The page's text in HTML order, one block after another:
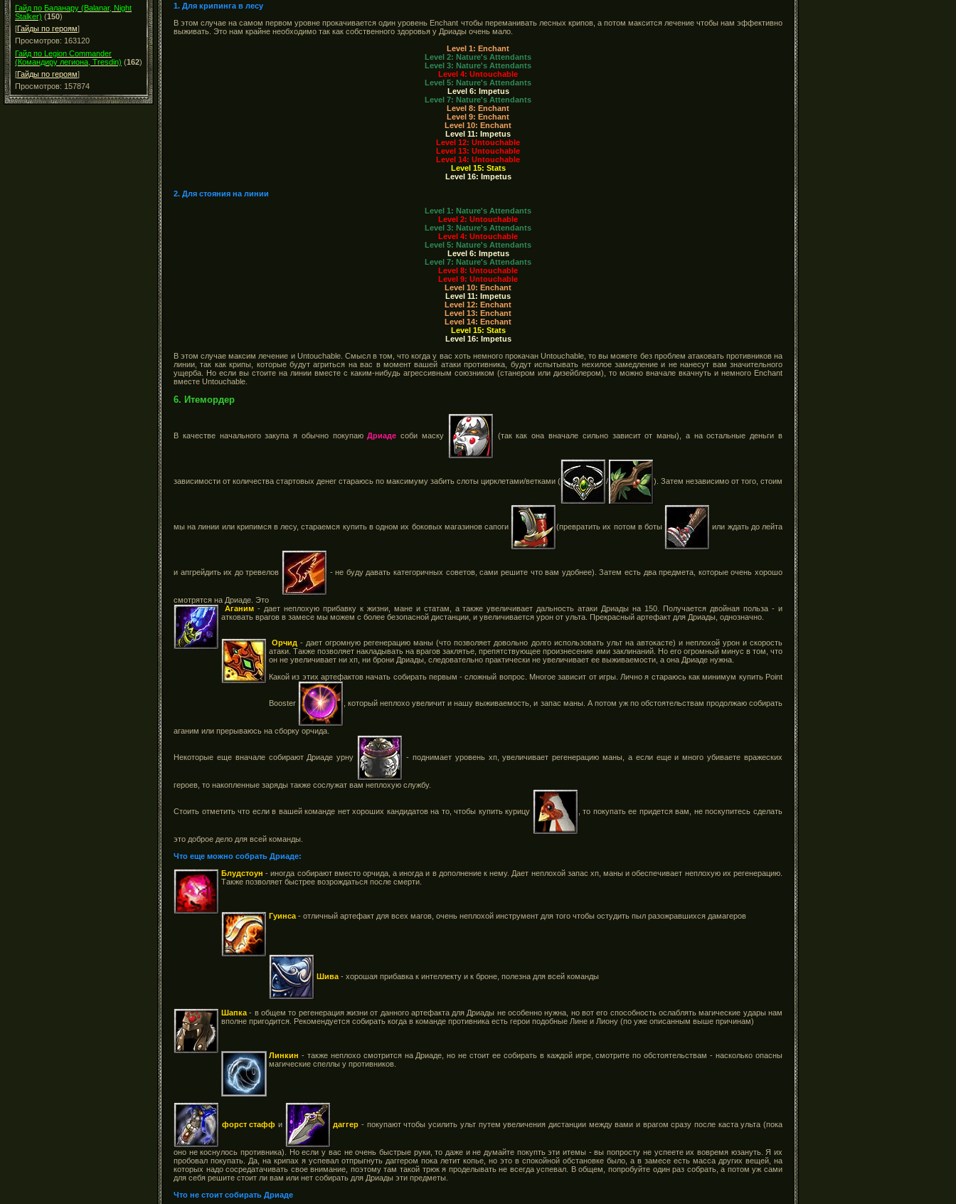
Гайд по Баланару (Balanar, Night
Stalker) (150)
[Гайды по героям]
Просмотров: 163120
Гайд по Legion Commander
(Командиру легиона, Tresdin) (162)
[Гайды по героям]
Просмотров: 157874
1. Для крипинга в лесу
В этом случае на самом первом уровне прокачивается один уровень Enchant чтобы переманивать лесных крипов, а потом максится лечение чтобы нам эффективно
выживать. Это нам крайне необходимо так как собственного здоровья у Дриады очень мало.
Level 1: Enchant
Level 2: Nature's Attendants
Level 3: Nature's Attendants
Level 4: Untouchable
Level 5: Nature's Attendants
Level 6: Impetus
Level 7: Nature's Attendants
Level 8: Enchant
Level 9: Enchant
Level 10: Enchant
Level 11: Impetus
Level 12: Untouchable
Level 13: Untouchable
Level 14: Untouchable
Level 15: Stats
Level 16: Impetus
2. Для стояния на линии
Level 1: Nature's Attendants
Level 2: Untouchable
Level 3: Nature's Attendants
Level 4: Untouchable
Level 5: Nature's Attendants
Level 6: Impetus
Level 7: Nature's Attendants
Level 8: Untouchable
Level 9: Untouchable
Level 10: Enchant
Level 11: Impetus
Level 12: Enchant
Level 13: Enchant
Level 14: Enchant
Level 15: Stats
Level 16: Impetus
В этом случае максим лечение и Untouchable. Смысл в том, что когда у вас хоть немного прокачан Untouchable, то вы можете без проблем атаковать противников на
линии, так как крипы, которые будут агриться на вас в момент вашей атаки противника, будут испытывать нехилое замедление и не нанесут вам значительного
ущерба. Но если вы стоите на линии вместе с каким-нибудь агрессивным союзником (станером или дизейблером), то можно вначале вкачнуть и немного Enchant
вместе Untouchable.
6. Итемордер
В качестве начального закупа я обычно покупаюДриаде соби маску (так как она вначале сильно зависит от маны), а на остальные деньги в
зависимости от количества стартовых денег стараюсь по максимуму забить слоты цирклетами/ветками ( / ). Затем независимо от того, стоим
мы на линии или крипимся в лесу, стараемся купить в одном их боковых магазинов сапоги (превратить их потом в боты или ждать до лейта
и апгрейдить их до тревелов - не буду давать категоричных советов, сами решите что вам удобнее). Затем есть два предмета, которые очень хорошо
смотрятся на Дриаде. Это
Аганим- дает неплохую прибавку к жизни, мане и статам, а также увеличивает дальность атаки Дриады на 150. Получается двойная польза - и
атковать врагов в замесе мы можем с более безопасной дистанции, и увеличивается урон от ульта. Прекрасный артефакт для Дриады, однозначно.
Орчид - дает огромную регенерацию маны (что позволяет довольно долго использовать ульт на автокасте) и неплохой урон и скорость
атаки. Также позволяет накладывать на врагов заклятье, препятствующее произнесение ими заклинаний. Но его огромный минус в том, что
он не увеличивает ни хп, ни брони Дриады, следовательно практически не увеличивает ее выживаемости, а она Дриаде нужна.
Какой из этих артефактов начать собирать первым - сложный вопрос. Многое зависит от игры. Лично я стараюсь как минимум купить Point
Booster , который неплохо увеличит и нашу выживаемость, и запас маны. А потом уж по обстоятельствам продолжаю собирать
аганим или прерываюсь на сборку орчида.
Некоторые еще вначале собирают Дриаде урну - поднимает уровень хп, увеличивает регенерацию маны, а если еще и много убиваете вражеских
героев, то накопленные заряды также сослужат вам неплохую службу.
Стоить отметить что если в вашей команде нет хороших кандидатов на то, чтобы купить курицу , то покупать ее придется вам, не поскупитесь сделать
это доброе дело для всей команды.
Что еще можно собрать Дриаде:
Блудстоун - иногда собирают вместо орчида, а иногда и в дополнение к нему. Дает неплохой запас хп, маны и обеспечивает неплохую их регенерацию.
Также позволяет быстрее возрождаться после смерти.
Гуинса - отличный артефакт для всех магов, очень неплохой инструмент для того чтобы остудить пыл разожравшихся дамагеров
Шива - хорошая прибавка к интеллекту и к броне, полезна для всей команды
Шапка - в общем то регенерация жизни от данного артефакта для Дриады не особенно нужна, но вот его способность ослаблять магические удары нам
вполне пригодится. Рекомендуется собирать когда в команде противника есть герои подобные Лине и Лиону (по уже описанным выше причинам)
Линкин - также неплохо смотрится на Дриаде, но не стоит ее собирать в каждой игре, смотрите по обстоятельствам - насколько опасны
магические спеллы у противников.
форст стафф и даггер - покупают чтобы усилить ульт путем увеличения дистанции между вами и врагом сразу после каста ульта (пока
оно не коснулось противника). Но если у вас не очень быстрые руки, то даже и не думайте покупть эти итемы - вы попросту не успеете их вовремя юзануть. Я их
пробовал покупать. Да, на крипах я успевал отпрыгнуть даггером пока летит копье, но это в спокойной обстановке было, а в замесе есть масса других вещей, на
которых надо сосредатачивать свое внимание, поэтому там такой трюк я проделывать не всегда успевал. В общем, попробуйте один раз собрать, а потом уж сами
для себя решите стоит ли вам или нет собирать для Дриады эти предметы.
Что не стоит собирать Дриаде